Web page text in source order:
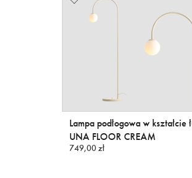
Lampa podłogowa w kształcie
UNA FLOOR CREAM
749,00 zł